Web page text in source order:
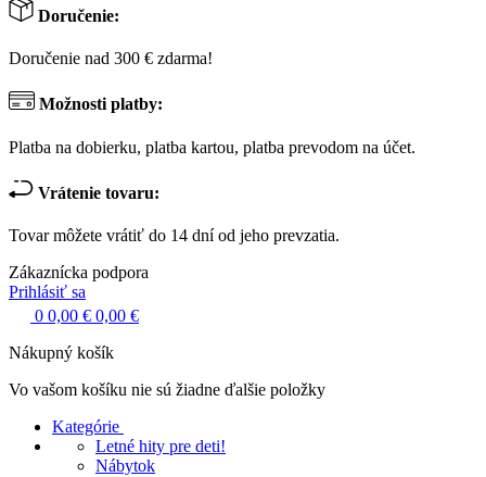
Doručenie:
Doručenie nad 300 € zdarma!
Možnosti platby:
Platba na dobierku, platba kartou, platba prevodom na účet.
Vrátenie tovaru:
Tovar môžete vrátiť do 14 dní od jeho prevzatia.
Zákaznícka podpora
Prihlásiť sa
0 0,00 € 0,00 €
Nákupný košík
Vo vašom košíku nie sú žiadne ďalšie položky
Kategórie
Letné hity pre deti!
Nábytok